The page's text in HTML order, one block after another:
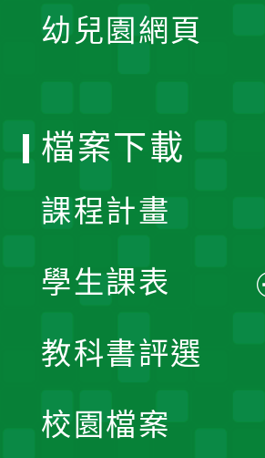
幼兒園網頁
檔案下載
課程計畫
學生課表
教科書評選
校園檔案